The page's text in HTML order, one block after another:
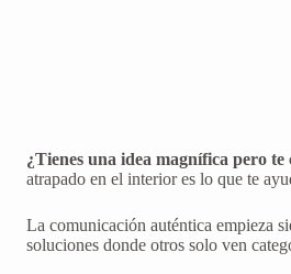
¿Tienes una idea magnífica pero
atrapado en el interior es lo que te
La comunicación auténtica empieza
soluciones donde otros solo ven